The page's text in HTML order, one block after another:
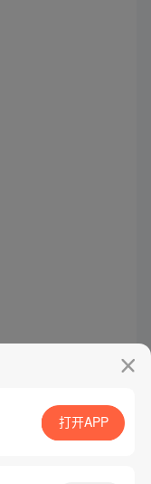
打开APP